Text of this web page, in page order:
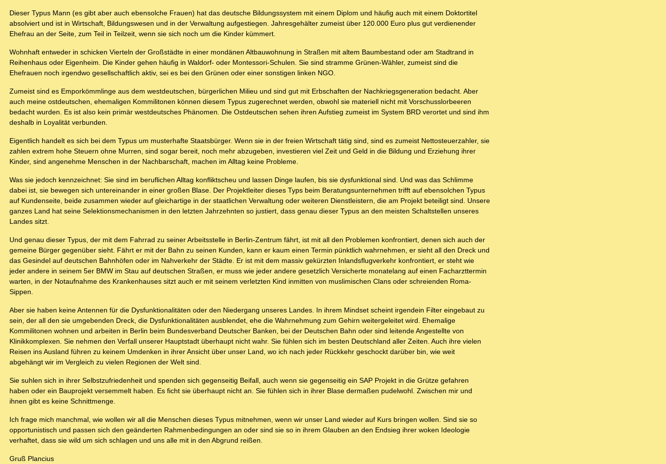
Dieser Typus Mann (es gibt aber auch ebensolche Frauen) hat das deutsche Bildungssystem mit einem Diplom und häufig auch mit einem Doktortitel
absolviert und ist in Wirtschaft, Bildungswesen und in der Verwaltung aufgestiegen. Jahresgehälter zumeist über 120.000 Euro plus gut verdienender
Ehefrau an der Seite, zum Teil in Teilzeit, wenn sie sich noch um die Kinder kümmert.
Wohnhaft entweder in schicken Vierteln der Großstädte in einer mondänen Altbauwohnung in Straßen mit altem Baumbestand oder am Stadtrand in
Reihenhaus oder Eigenheim. Die Kinder gehen häufig in Waldorf- oder Montessori-Schulen. Sie sind stramme Grünen-Wähler, zumeist sind die
Ehefrauen noch irgendwo gesellschaftlich aktiv, sei es bei den Grünen oder einer sonstigen linken NGO.
Zumeist sind es Emporkömmlinge aus dem westdeutschen, bürgerlichen Milieu und sind gut mit Erbschaften der Nachkriegsgeneration bedacht. Aber
auch meine ostdeutschen, ehemaligen Kommilitonen können diesem Typus zugerechnet werden, obwohl sie materiell nicht mit Vorschusslorbeeren
bedacht wurden. Es ist also kein primär westdeutsches Phänomen. Die Ostdeutschen sehen ihren Aufstieg zumeist im System BRD verortet und sind ihm
deshalb in Loyalität verbunden.
Eigentlich handelt es sich bei dem Typus um musterhafte Staatsbürger. Wenn sie in der freien Wirtschaft tätig sind, sind es zumeist Nettosteuerzahler, sie
zahlen extrem hohe Steuern ohne Murren, sind sogar bereit, noch mehr abzugeben, investieren viel Zeit und Geld in die Bildung und Erziehung ihrer
Kinder, sind angenehme Menschen in der Nachbarschaft, machen im Alltag keine Probleme.
Was sie jedoch kennzeichnet: Sie sind im beruflichen Alltag konfliktscheu und lassen Dinge laufen, bis sie dysfunktional sind. Und was das Schlimme
dabei ist, sie bewegen sich untereinander in einer großen Blase. Der Projektleiter dieses Typs beim Beratungsunternehmen trifft auf ebensolchen Typus
auf Kundenseite, beide zusammen wieder auf gleichartige in der staatlichen Verwaltung oder weiteren Dienstleistern, die am Projekt beteiligt sind. Unsere
ganzes Land hat seine Selektionsmechanismen in den letzten Jahrzehnten so justiert, dass genau dieser Typus an den meisten Schaltstellen unseres
Landes sitzt.
Und genau dieser Typus, der mit dem Fahrrad zu seiner Arbeitsstelle in Berlin-Zentrum fährt, ist mit all den Problemen konfrontiert, denen sich auch der
gemeine Bürger gegenüber sieht. Fährt er mit der Bahn zu seinen Kunden, kann er kaum einen Termin pünktlich wahrnehmen, er sieht all den Dreck und
das Gesindel auf deutschen Bahnhöfen oder im Nahverkehr der Städte. Er ist mit dem massiv gekürzten Inlandsflugverkehr konfrontiert, er steht wie
jeder andere in seinem 5er BMW im Stau auf deutschen Straßen, er muss wie jeder andere gesetzlich Versicherte monatelang auf einen Facharzttermin
warten, in der Notaufnahme des Krankenhauses sitzt auch er mit seinem verletzten Kind inmitten von muslimischen Clans oder schreienden Roma-
Sippen.
Aber sie haben keine Antennen für die Dysfunktionalitäten oder den Niedergang unseres Landes. In ihrem Mindset scheint irgendein Filter eingebaut zu
sein, der all den sie umgebenden Dreck, die Dysfunktionalitäten ausblendet, ehe die Wahrnehmung zum Gehirn weitergeleitet wird. Ehemalige
Kommilitonen wohnen und arbeiten in Berlin beim Bundesverband Deutscher Banken, bei der Deutschen Bahn oder sind leitende Angestellte von
Klinikkomplexen. Sie nehmen den Verfall unserer Hauptstadt überhaupt nicht wahr. Sie fühlen sich im besten Deutschland aller Zeiten. Auch ihre vielen
Reisen ins Ausland führen zu keinem Umdenken in ihrer Ansicht über unser Land, wo ich nach jeder Rückkehr geschockt darüber bin, wie weit
abgehängt wir im Vergleich zu vielen Regionen der Welt sind.
Sie suhlen sich in ihrer Selbstzufriedenheit und spenden sich gegenseitig Beifall, auch wenn sie gegenseitig ein SAP Projekt in die Grütze gefahren
haben oder ein Bauprojekt versemmelt haben. Es ficht sie überhaupt nicht an. Sie fühlen sich in ihrer Blase dermaßen pudelwohl. Zwischen mir und
ihnen gibt es keine Schnittmenge.
Ich frage mich manchmal, wie wollen wir all die Menschen dieses Typus mitnehmen, wenn wir unser Land wieder auf Kurs bringen wollen. Sind sie so
opportunistisch und passen sich den geänderten Rahmenbedingungen an oder sind sie so in ihrem Glauben an den Endsieg ihrer woken Ideologie
verhaftet, dass sie wild um sich schlagen und uns alle mit in den Abgrund reißen.
Gruß Plancius